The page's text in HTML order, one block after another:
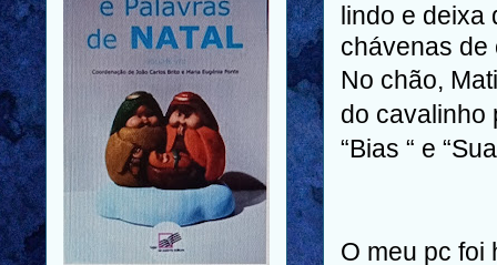
lindo e deixa
chávenas de
No chão,
do cavalinho
“Bias “ e
O meu pc foi